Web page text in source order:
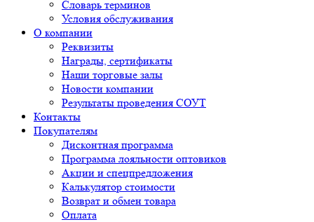
Словарь терминов
Условия обслуживания
О компании
Реквизиты
Награды, сертификаты
Наши торговые залы
Новости компании
Результаты проведения СОУТ
Контакты
Покупателям
Дисконтная программа
Программа лояльности оптовиков
Акции и спецпредложения
Калькулятор стоимости
Возврат и обмен товара
Оплата